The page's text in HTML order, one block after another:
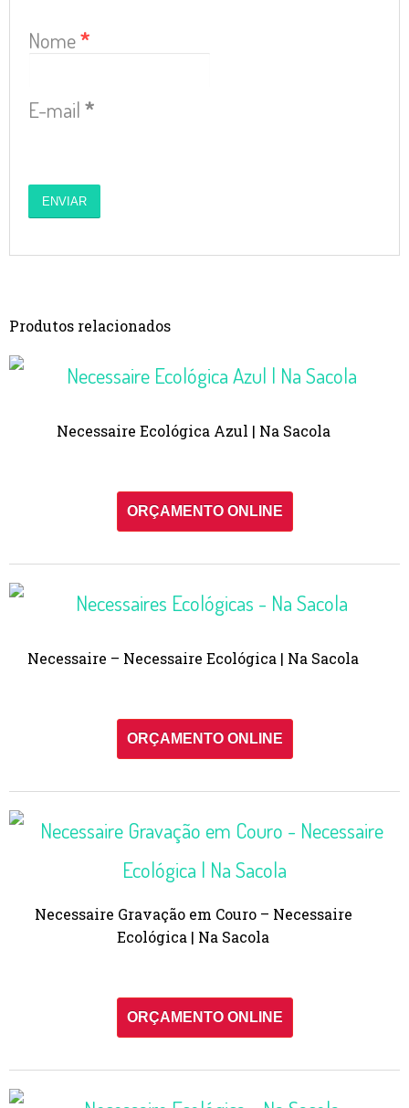
Nome*
E-mail *
Produtos relacionados
Necessaire Ecológica Azul | Na Sacola
ORÇAMENTO ONLINE
Necessaire – Necessaire Ecológica | Na Sacola
ORÇAMENTO ONLINE
Necessaire Gravação em Couro – Necessaire
Ecológica | Na Sacola
ORÇAMENTO ONLINE